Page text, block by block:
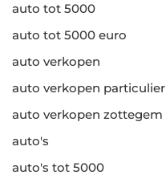
auto tot 5000
auto tot 5000 euro
auto verkopen
auto verkopen particulier
auto verkopen zottegem
auto's
auto's tot 5000